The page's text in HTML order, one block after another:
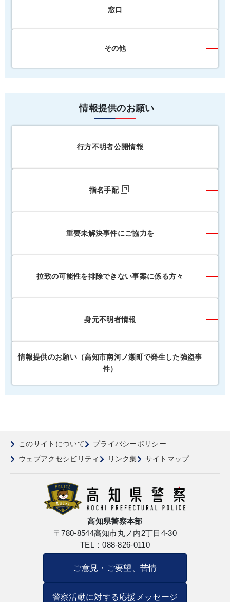
窓口
その他
情報提供のお願い
行方不明者公開情報
指名手配
重要未解決事件にご協力を
拉致の可能性を排除できない事案に係る方々
身元不明者情報
情報提供のお願い（高知市南河ノ瀬町で発生した強盗事
件）
このサイトについて
プライバシーポリシー
ウェブアクセシビリティ
リンク集 サイトマップ
高知県警察本部
〒780-8544高知市丸ノ内2丁目4-30
TEL：088-826-0110
ご意見・ご要望、苦情
警察活動に対する応援メッセージ